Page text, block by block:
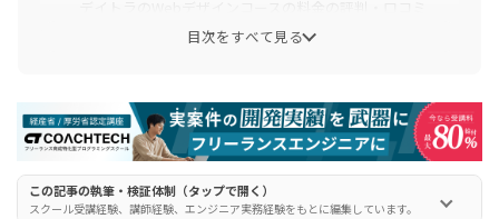
デイトラのWebデザインコースの働きながらの評判・口コ
デイトラのWebデザインコースの割引・キャンペーンの評
判・口コミ
デイトラのWebデザインコースのコミュニティの評判・口
コミ
目次をすべて見る
この記事の執筆・検証体制（タップで開く）
スクール受講経験、講師経験、エンジニア実務経験をもとに編集しています。